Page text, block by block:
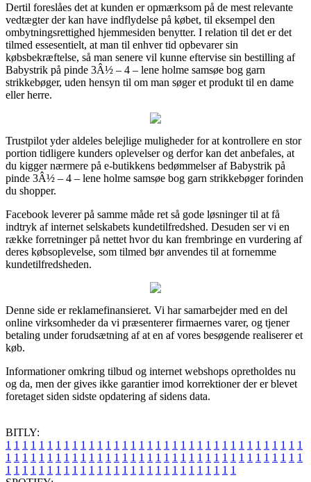
Dertil foreslåes det at kunden er opmærksom på de mest relevante
vedtægter der kan have indflydelse på købet, til eksempel den
ombytningsrettighed hjemmesiden benytter. I relation til det er det
tilmed essesentielt, at man til enhver tid opbevarer sin
købsbekræftelse, så man senere vil kunne eftervise sin bestilling af
Babystrik på pinde 3Â½ – 4 – lene holme samsøe bog garn
strikkebøger, uden hensyn til om man søger et produkt til en dame
eller herre.
Trustpilot yder aldeles belejlige muligheder for at kontrollere en stor
portion tidligere kunders oplevelser og derfor kan det anbefales, at
du kigger nærmere på e-butikkens bedømmelser af Babystrik på
pinde 3Â½ – 4 – lene holme samsøe bog garn strikkebøger forinden
du shopper.
Facebook leverer på samme måde ret så gode løsninger til at få
indtryk af internet selskabets kundetilfredshed. Desuden ser vi en
række forretninger på nettet hvor du kan frembringe en vurdering af
deres købsoplevelse, som tilmed bør anvendes til at fornemme
kundetilfredsheden.
Denne side er reklamefinansieret. Vi har samarbejder med en del
online virksomheder da vi præsenterer firmaernes varer, og tjener
betaling under forudsætning af at en af vores besøgende realiserer et
køb.
Informationer omkring tilbud og internet webshops opretholdes nu
og da, men der gives ikke garantier imod korrektioner der er blevet
foretaget siden sidste opdatering af sidens data.
BITLY:
1 1 1 1 1 1 1 1 1 1 1 1 1 1 1 1 1 1 1 1 1 1 1 1 1 1 1 1 1 1 1 1 1 1 1 1
1 1 1 1 1 1 1 1 1 1 1 1 1 1 1 1 1 1 1 1 1 1 1 1 1 1 1 1 1 1 1 1 1 1 1 1
1 1 1 1 1 1 1 1 1 1 1 1 1 1 1 1 1 1 1 1 1 1 1 1 1 1 1 1